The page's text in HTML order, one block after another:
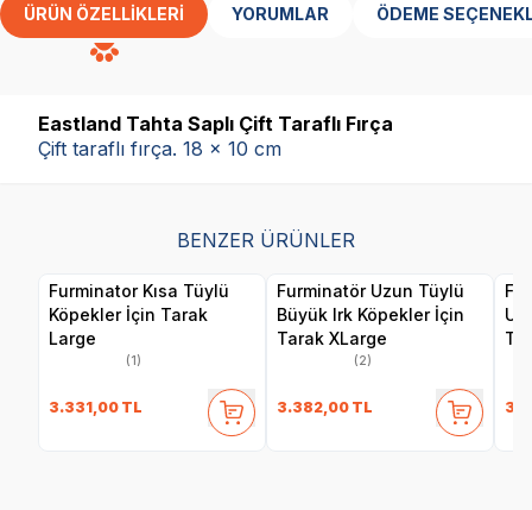
ÜRÜN ÖZELLIKLERI YORUMLAR ÖDEME
Eastland Tahta Saplı Çift Taraflı Fırça
Çift taraflı fırça. 18 x 10 cm
BENZER ÜRÜNLER
Furminator Kısa Tüylü
Köpekler İçin Tarak
Large
(1)
3.331,00 TL
Furminatör Uzun Tüylü
Büyük Irk Köpekler İçin
Tarak XLarge
(2)
3.382,00 TL